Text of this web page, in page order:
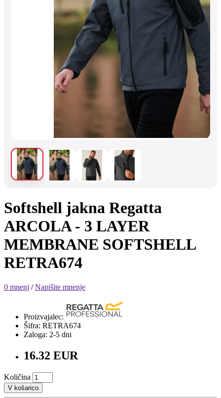
Softshell jakna Regatta
ARCOLA - 3 LAYER
MEMBRANE SOFTSHELL
RETRA674
0 mnenj /Napišite mnenje
Proizvajalec:
Šifra: RETRA674
Zaloga: 2-5 dni
16.32 EUR
Količina
V košarico